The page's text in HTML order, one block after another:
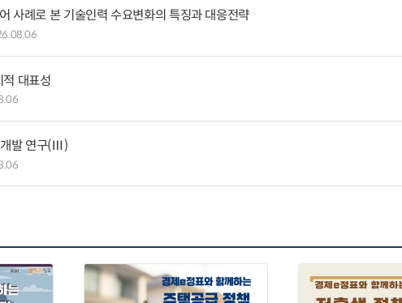
사례로 본 기술인력 수요변화의 특징과 대응전략
대표성
개발 연구(Ⅲ)